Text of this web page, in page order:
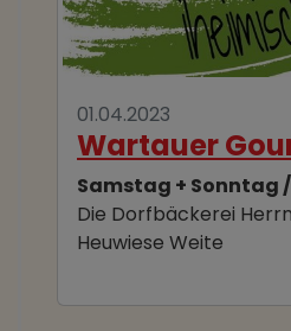
01.04.2023
Wartauer
Samstag + Sonntag /
Die Dorfbäckerei
Heuwiese Weite